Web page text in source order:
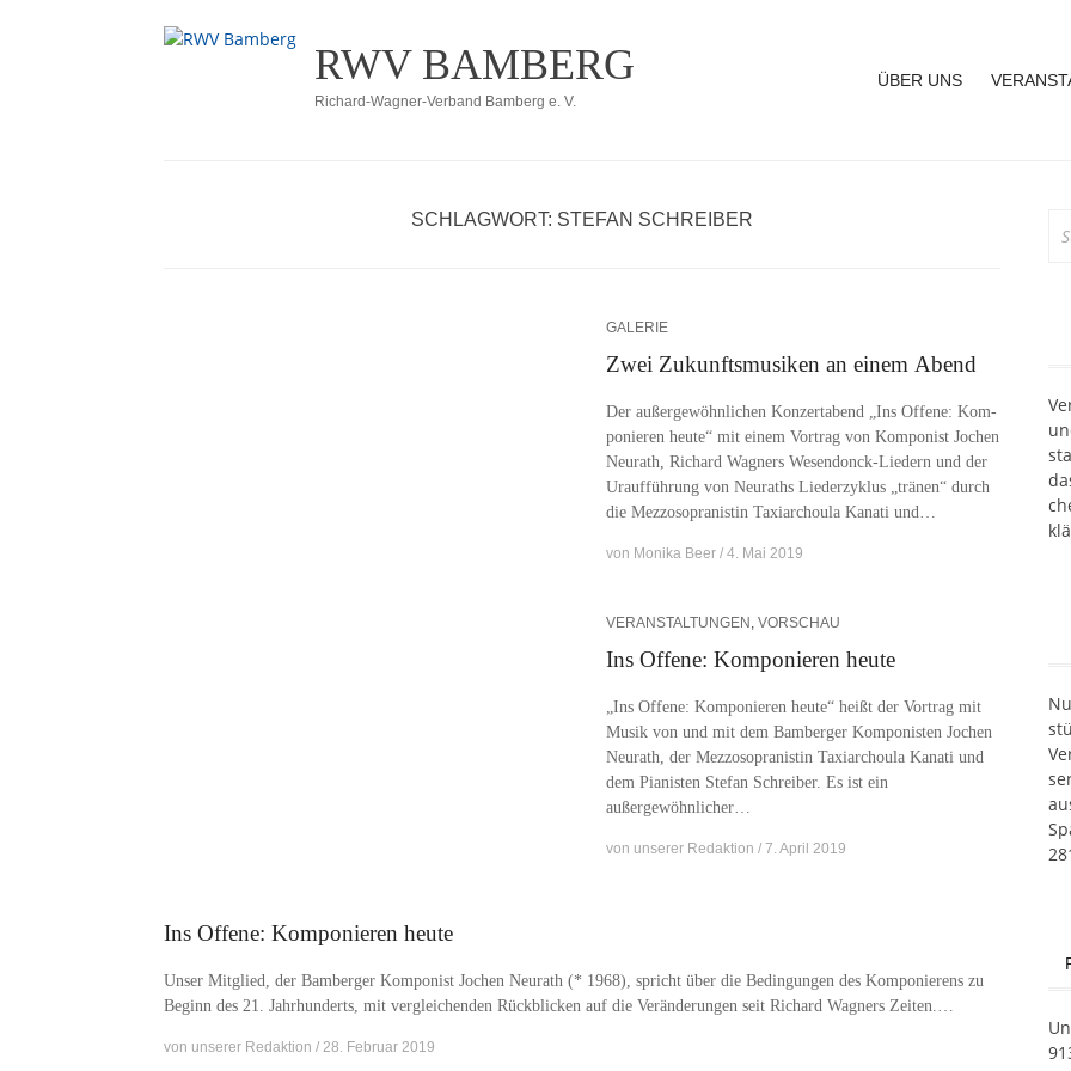
Zum
RWV BAMBERG
Richard-Wagner-Verband Bamberg e. V.
ÜBER UNS
SCHLAGWORT: STEFAN SCHREIBER
GALERIE
Zwei Zukunftsmusiken an einem Abend
Der au­ßer­ge­wöhn­li­chen Kon­zert­abend „Ins Of­fe­ne: Kom­
po­nie­ren heu­te“ mit ei­nem Vor­trag von Kom­po­nist Jo­chen
Neu­r­a­th, Ri­chard Wag­ners We­­sen­­don­ck-Lie­­dern und der
Ur­auf­füh­rung von Neu­r­a­ths Lie­der­zy­klus „trä­nen“ durch
die Mez­zo­so­pra­nis­tin Taxi­ar­chou­la Ka­na­ti und…
von Monika Beer 4. Mai 2019
VERANSTALTUNGEN , VORSCHAU
Ins Offene: Komponieren heute
„Ins Of­fe­ne: Kom­po­nie­ren heu­te“ heißt der Vor­trag mit
Mu­sik von und mit dem Bam­ber­ger Kom­po­nis­ten Jo­chen
Neu­r­a­th, der Mez­zo­so­pra­nis­tin Taxi­ar­chou­la Ka­na­ti und
dem Pia­nis­ten Ste­fan Schrei­ber. Es ist ein
außergewöhnlicher…
von unserer Redaktion 7. April 2019
Ins Offene: Komponieren heute
Un­ser Mit­glied, der Bam­ber­ger Kom­po­nist Jo­chen Neu­r­a­th (* 1968), spricht über die Be­din­gun­gen des Kom­po­nie­rens zu
Be­ginn des 21. Jahr­hun­derts, mit ver­glei­chen­den Rück­bli­cken auf die Ver­än­de­run­gen seit Ri­chard Wag­ners Zeiten.…
von unserer Redaktion 28. Februar 2019